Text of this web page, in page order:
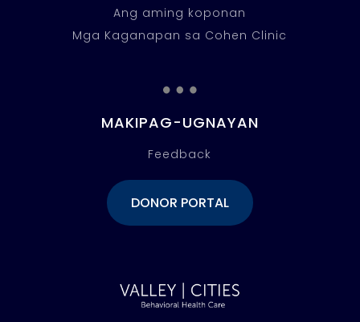
Ang aming koponan
Mga Kaganapan sa Cohen Clinic
…
MAKIPAG-UGNAYAN
Feedback
DONOR PORTAL